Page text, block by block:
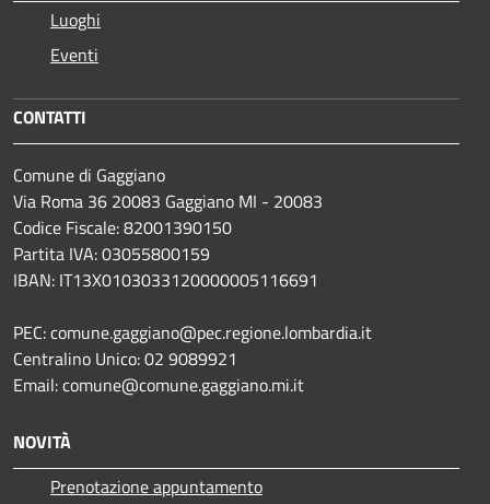
Luoghi
Eventi
CONTATTI
Comune di Gaggiano
Via Roma 36 20083 Gaggiano MI - 20083
Codice Fiscale: 82001390150
Partita IVA: 03055800159
IBAN: IT13X0103033120000005116691
PEC: comune.gaggiano@pec.regione.lombardia.it
Centralino Unico: 02 9089921
Email: comune@comune.gaggiano.mi.it
NOVITÀ
Prenotazione appuntamento